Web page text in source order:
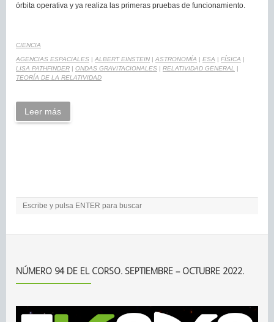
órbita operativa y ya realiza las primeras pruebas de funcionamiento.
CIENCIA
AGENCIAS ESPACIALES | ALBERT EINSTEIN | ASTRONOMÍA | ESA | FÍSICA |
LISA PATHFINDER | ONDAS GRAVITACIONALES | RELATIVIDAD GENERAL
|
TEORÍA DE LA RELATIVIDAD
Leer más
NÚMERO 94 DE EL CORSO. SEPTIEMBRE – OCTUBRE 2022.